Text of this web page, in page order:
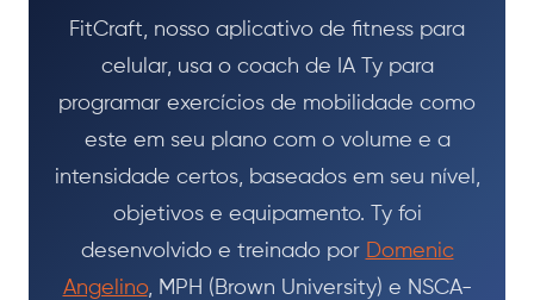
FitCraft, nosso aplicativo de fitness para
celular, usa o coach de IA Ty para
programar exercícios de mobilidade como
este em seu plano com o volume e a
intensidade certos, baseados em seu nível,
objetivos e equipamento. Ty foi
desenvolvido e treinado por Domenic
Angelino, MPH (Brown University) e NSCA-